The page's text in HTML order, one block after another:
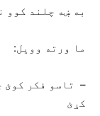
به ښه چلند کوو
ما ورته وویل:
– تاسو فکر کوئ
کړئ